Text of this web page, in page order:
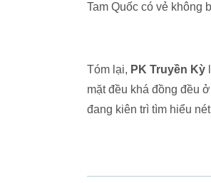
Tam Quốc có vẻ không
Tóm lại, PK Truyền Kỳ
mặt đều khá đồng đều
đang kiên trì tìm hiểu